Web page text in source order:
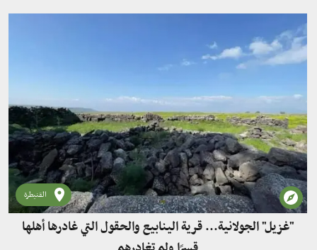
القنيطرة
"غزيل" الجولانية... قرية الينابيع والحقول التي غادرها أهلها